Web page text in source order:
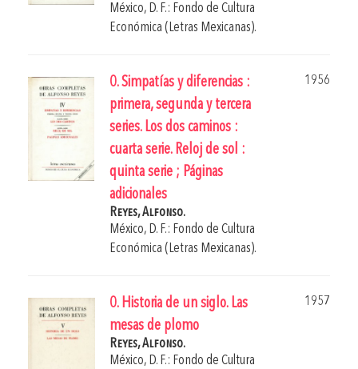
México, D. F.: Fondo de Cultura
Económica (Letras Mexicanas).
0. Simpatías y diferencias :
primera, segunda y tercera
series. Los dos caminos :
cuarta serie. Reloj de sol :
quinta serie ; Páginas
adicionales
1956
Reyes, Alfonso.
México, D. F.: Fondo de Cultura
Económica (Letras Mexicanas).
0. Historia de un siglo. Las
mesas de plomo
1957
Reyes, Alfonso.
México, D. F.: Fondo de Cultura